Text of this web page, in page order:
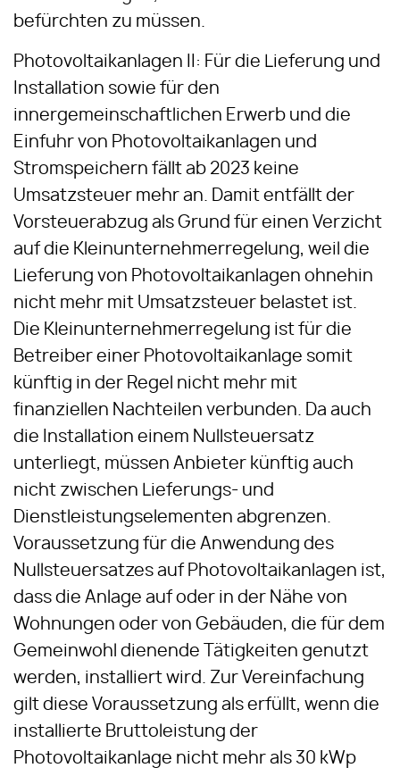
befürchten zu müssen.
Photovoltaikanlagen II: Für die Lieferung und
Installation sowie für den
innergemeinschaftlichen Erwerb und die
Einfuhr von Photovoltaikanlagen und
Stromspeichern fällt ab 2023 keine
Umsatzsteuer mehr an. Damit entfällt der
Vorsteuerabzug als Grund für einen Verzicht
auf die Kleinunternehmerregelung, weil die
Lieferung von Photovoltaikanlagen ohnehin
nicht mehr mit Umsatzsteuer belastet ist.
Die Kleinunternehmerregelung ist für die
Betreiber einer Photovoltaikanlage somit
künftig in der Regel nicht mehr mit
finanziellen Nachteilen verbunden. Da auch
die Installation einem Nullsteuersatz
unterliegt, müssen Anbieter künftig auch
nicht zwischen Lieferungs- und
Dienstleistungselementen abgrenzen.
Voraussetzung für die Anwendung des
Nullsteuersatzes auf Photovoltaikanlagen ist,
dass die Anlage auf oder in der Nähe von
Wohnungen oder von Gebäuden, die für dem
Gemeinwohl dienende Tätigkeiten genutzt
werden, installiert wird. Zur Vereinfachung
gilt diese Voraussetzung als erfüllt, wenn die
installierte Bruttoleistung der
Photovoltaikanlage nicht mehr als 30 kWp